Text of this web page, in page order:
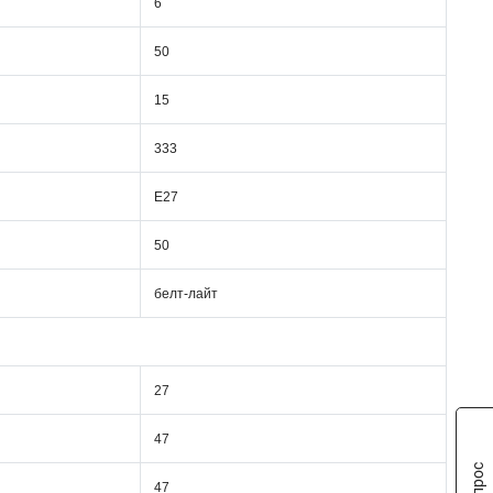
6
50
15
333
Е27
50
белт-лайт
27
47
47